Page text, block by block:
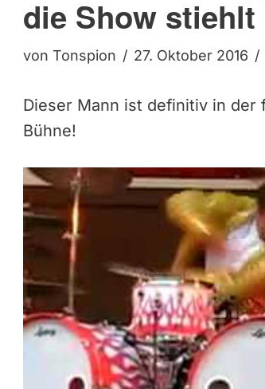
die Show stiehlt
vonTonspion 27. Oktober 2016
Dieser Mann ist definitiv in der
Bühne!